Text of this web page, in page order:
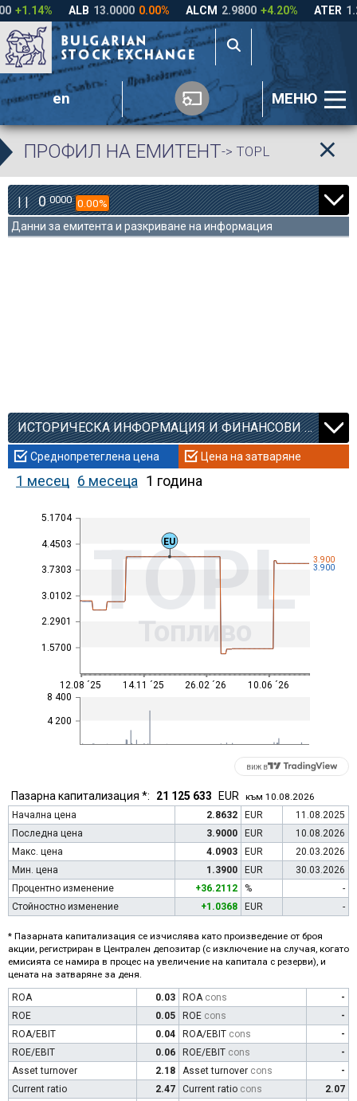
en МЕНЮ
ПРОФИЛ НА ЕМИТЕНТ-> TOPL
| | 0 0000 0.00%
Данни за емитента и разкриване на информация
ИСТОРИЧЕСКА ИНФОРМАЦИЯ И ФИНАНСОВИ КОЕФИЦИЕНТИ
Среднопретеглена цена Цена на затваряне
1 месец 6 месеца 1 година
1.5700
2.2901
3.0102
3.7303
4.4503
5.1704
TOPL
Топливо
4 200
8 400
3.900
3.900
12.08 ´25 14.11 ´25 26.02 ´26 10.06 ´26
EU
виж в
Пазарна капитализация *: 21 125 633 EUR към 10.08.2026
Начална цена
2.8632 EUR
11.08.2025
Последна цена
3.9000 EUR
10.08.2026
Макс. цена
4.0903 EUR
20.03.2026
Мин. цена
1.3900 EUR
30.03.2026
Процентно изменение
+36.2112 %
-
Стойностно изменение
+1.0368 EUR -
* Пазарната капитализация се изчислява като произведение от броя
акции, регистриран в Централен депозитар (с изключение на случая, когато
емисията се намира в процес на увеличение на капитала с резерви), и
цената на затваряне за деня.
ROA 0.03 ROA cons
-
ROE
0.05 ROE cons
-
ROA/EBIT
0.04 ROA/EBIT cons
-
ROE/EBIT
0.06 ROE/EBIT cons
-
Asset turnover
2.18 Asset turnover cons
-
Current ratio
2.47 Current ratio cons
2.07